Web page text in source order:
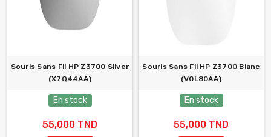
Souris Sans Fil HP Z3700 Silver
(X7Q44AA)
En stock
55,000 TND
Souris Sans Fil HP Z3700 Blanc
(V0L80AA)
En stock
55,000 TND